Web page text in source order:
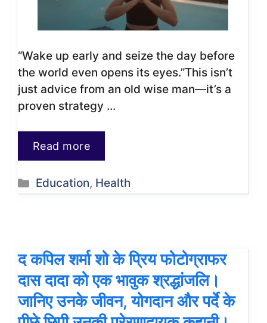
“Wake up early and seize the day before
the world even opens its eyes.”This isn’t
just advice from an old wise man—it’s a
proven strategy …
Read more
Categories
Education, Health
द कपिल शर्मा शो के प्रिय फोटोग्राफर
दास दादा को एक भावुक श्रद्धांजलि।
जानिए उनके जीवन, योगदान और पर्दे के